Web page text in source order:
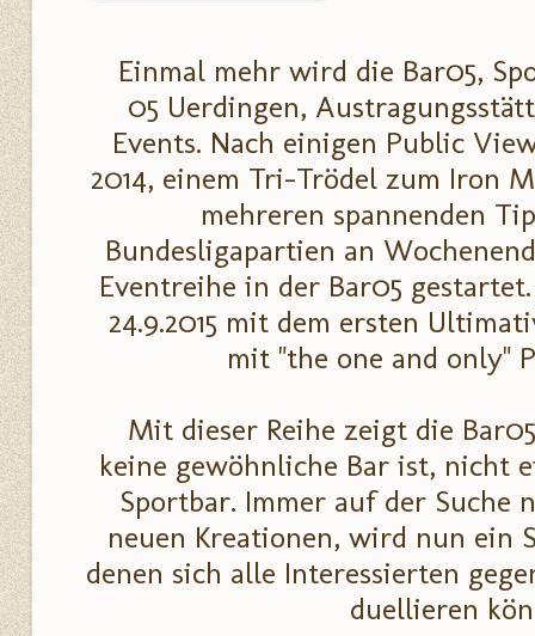
Einmal mehr wird die Bar05,
05 Uerdingen,
Events. Nach einigen Public
2014, einem Tri-Trödel zum Iron
mehreren spannenden
Bundesligapartien an
Eventreihe in der Bar05
24.9.2015 mit dem ersten
mit "the one and only"
Mit dieser Reihe zeigt die
keine gewöhnliche Bar ist, nicht
Sportbar. Immer auf der Suche
neuen Kreationen, wird nun ein
denen sich alle Interessierten
duellieren